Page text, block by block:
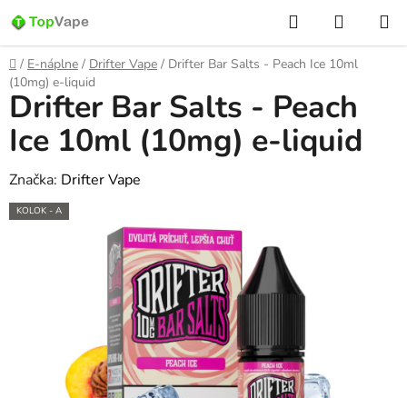
na
obsah
Hľadať
KOŠÍK
Domov
/ E-náplne / Drifter Vape / Drifter Bar Salts - Peach Ice 10ml
(10mg) e-liquid
Drifter Bar Salts - Peach
Ice 10ml (10mg) e-liquid
Značka: Drifter Vape
KOLOK - A